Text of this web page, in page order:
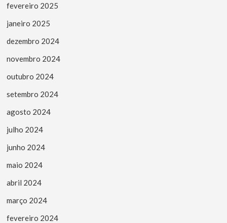
fevereiro 2025
janeiro 2025
dezembro 2024
novembro 2024
outubro 2024
setembro 2024
agosto 2024
julho 2024
junho 2024
maio 2024
abril 2024
março 2024
fevereiro 2024